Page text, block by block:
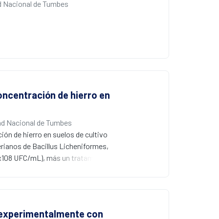
eficacia al tener una mejor
tener capacidad
Nacional de Tumbes
de hierro en
Nacional de Tumbes
de hierro en suelos de cultivo
de Bacillus Licheniformes,
UFC/mL), más un tratamiento
S.R.L. en Tumbes,
24 horas. Se analizó la
fueron analizados utilizando
con